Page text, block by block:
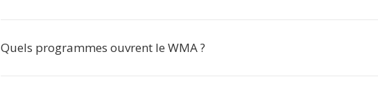
Quels programmes ouvrent le WMA ?